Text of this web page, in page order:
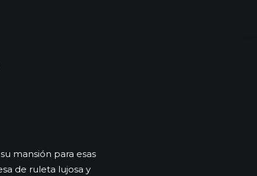
mansión para esas
de ruleta lujosa y